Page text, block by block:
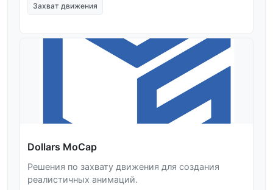
Захват движения
Dollars MoCap
Решения по захвату движения для создания
реалистичных анимаций.